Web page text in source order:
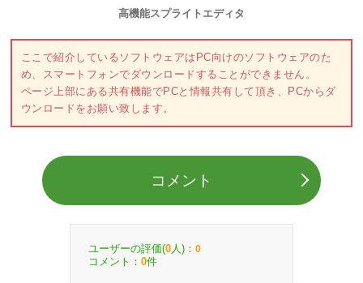
高機能スプライトエディタ
ここで紹介しているソフトウェアはPC向けのソフトウェアのた
め、スマートフォンでダウンロードすることができません。
ページ上部にある共有機能でPCと情報共有して頂き、PCからダ
ウンロードをお願い致します。
コメント
ユーザーの評価(0 人)： 0
コメント： 0件